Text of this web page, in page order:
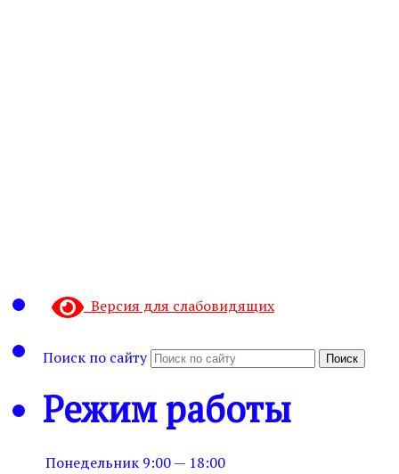
Версия для слабовидящих
Поиск по сайту Поиск
Режим работы
Понедельник 9:00 — 18:00